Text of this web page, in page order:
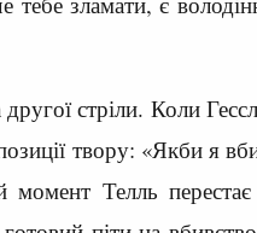
стріли. Коли
позиції твору: «Якби
Телль